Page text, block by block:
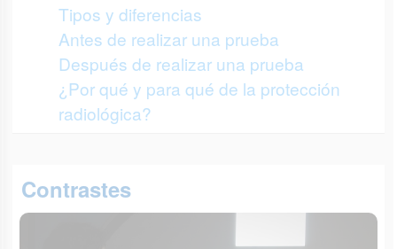
Tipos y diferencias
Antes de realizar una prueba
Después de realizar una prueba
¿Por qué y para qué de la protección
radiológica?
Contrastes